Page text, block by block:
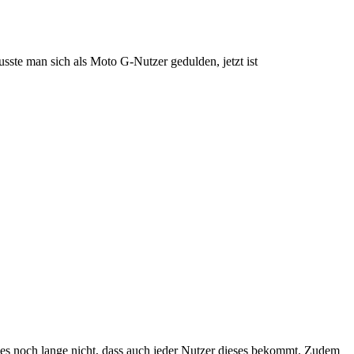
man sich als Moto G-Nutzer gedulden, jetzt ist
noch lange nicht, dass auch jeder Nutzer dieses bekommt. Zudem